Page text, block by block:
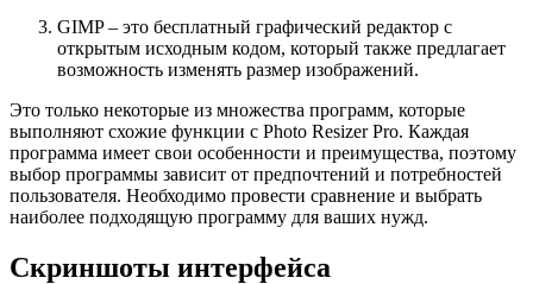
GIMP – это бесплатный графический редактор с
открытым исходным кодом, который также предлагает
возможность изменять размер изображений.
Это только некоторые из множества программ, которые
выполняют схожие функции с Photo Resizer Pro. Каждая
программа имеет свои особенности и преимущества, поэтому
выбор программы зависит от предпочтений и потребностей
пользователя. Необходимо провести сравнение и выбрать
наиболее подходящую программу для ваших нужд.
Скриншоты интерфейса